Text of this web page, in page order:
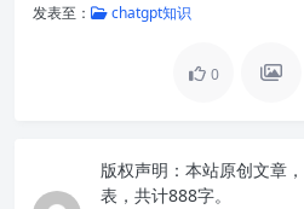
发表至： chatgpt知识
0
版权声明： 本站原创文章
表，共计888字。